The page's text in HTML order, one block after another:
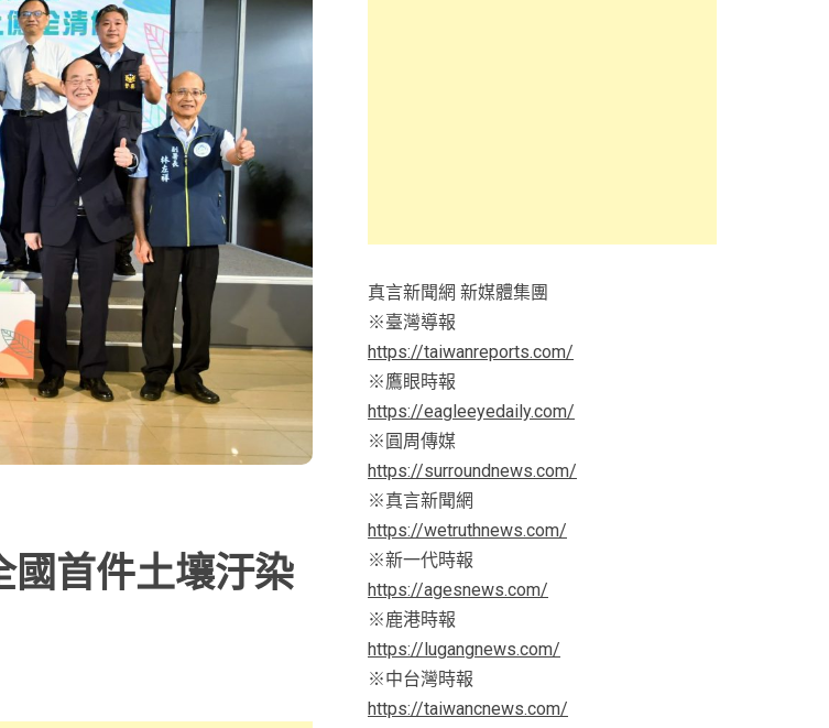
國首件土壤汙染
真言新聞網 新媒體集團
※臺灣導報
https://taiwanreports.com/
※鷹眼時報
https://eagleeyedaily.com/
※圓周傳媒
https://surroundnews.com/
※真言新聞網
https://wetruthnews.com/
※新一代時報
https://agesnews.com/
※鹿港時報
https://lugangnews.com/
※中台灣時報
https://taiwancnews.com/